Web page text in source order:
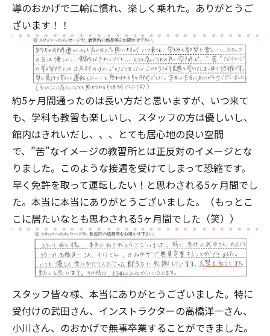
導のおかげで二輪に慣れ、楽しく乗れた。ありがとうご
ざいます！！
約5ヶ月間通ったのは長い方だと思いますが、いつ来て
も、学科も教習も楽しいし、スタッフの方は優しいし、
館内はきれいだし、、、とても居心地の良い空間
で、”苦”なイメージの教習所とは正反対のイメージとな
りました。このような接遇を受けてしまって恐縮です。
早く免許を取って運転したい！と思わされる5ヶ月間でし
た。本当に本当にありがとうございました。（もっとこ
こに居たいなとも思わされる5ヶ月間でした（笑））
スタッフ皆々様、本当にありがとうございました。特に
受付けの武田さん、インストラクターの高橋洋一さん、
小川さん、のおかげで無事卒業することができました。